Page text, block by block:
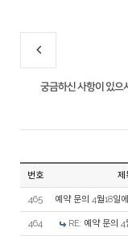
궁금하신 사항이 있으
번호 제
465 예약 문의 4월18일
464 RE: 예약 문의 4